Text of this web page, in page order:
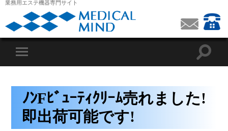
業務用エステ機器専門サイト
ﾉﾝFﾋﾞｭｰﾃｨｸﾘｰﾑ売れました!
即出荷可能です!